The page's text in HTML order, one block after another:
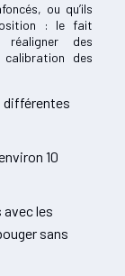
ou qu’ils
: le fait
réaligner des
des
différentes
10
les
sans